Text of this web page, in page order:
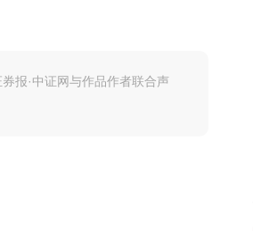
报·中证网与作品作者联合声